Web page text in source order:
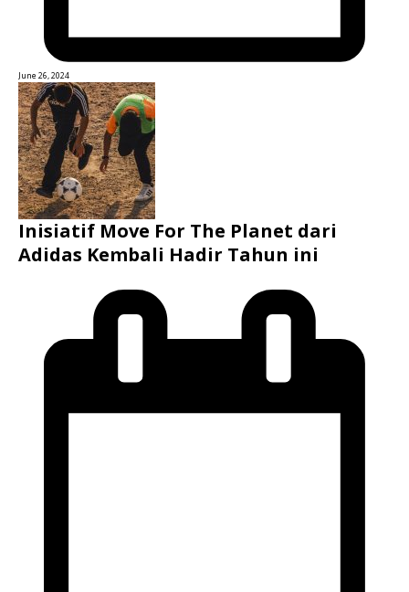
June 26, 2024
Inisiatif Move For The Planet dari
Adidas Kembali Hadir Tahun ini